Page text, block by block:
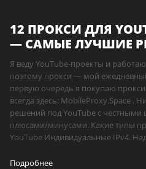
12 ПРОКСИ ДЛЯ
— САМЫЕ ЛУЧШИЕ
Я веду YouTube-проекты и
поэтому прокси — мой
первую очередь я покупаю
всегда здесь: MobileProxy.Space .
решений под YouTube с
плюсами/минусами. Какие типы
YouTube Индивидуальные IPv4.
Подробнее